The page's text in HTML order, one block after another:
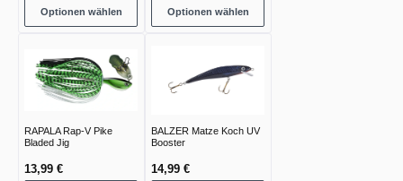
Optionen wählen Optionen wählen
RAPALA Rap-V Pike
Bladed Jig
13,99 €
BALZER Matze Koch UV
Booster
14,99 €